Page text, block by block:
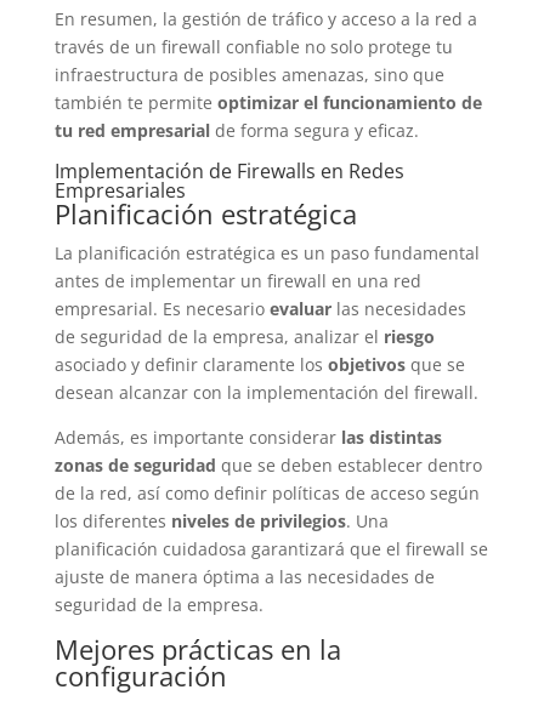
En resumen, la gestión de tráfico y acceso a la red a
través de un firewall confiable no solo protege tu
infraestructura de posibles amenazas, sino que
también te permite optimizar el funcionamiento de
tu red empresarialde forma segura y eficaz.
Implementación de Firewalls en Redes
Empresariales
Planificación estratégica
La planificación estratégica es un paso fundamental
antes de implementar un firewall en una red
empresarial. Es necesario evaluarlas necesidades
de seguridad de la empresa, analizar el riesgo
asociado y definir claramente los objetivosque se
desean alcanzar con la implementación del firewall.
Además, es importante considerar las distintas
zonas de seguridad que se deben establecer dentro
de la red, así como definir políticas de acceso según
los diferentes niveles de privilegios. Una
planificación cuidadosa garantizará que el firewall se
ajuste de manera óptima a las necesidades de
seguridad de la empresa.
Mejores prácticas en la
configuración